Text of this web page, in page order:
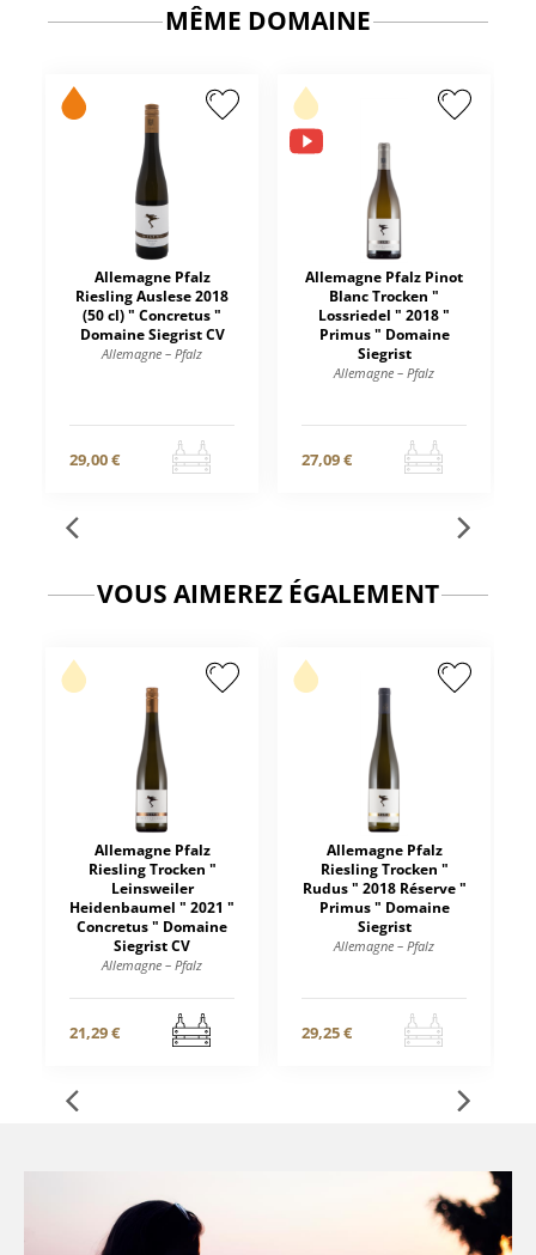
MÊME DOMAINE
Allemagne Pfalz
Riesling Auslese 2018
(50 cl) " Concretus "
Domaine Siegrist CV
Allemagne – Pfalz
29,00 €
Allemagne Pfalz Pinot
Blanc Trocken "
Lossriedel " 2018 "
Primus " Domaine
Siegrist
Allemagne – Pfalz
27,09 €
VOUS AIMEREZ ÉGALEMENT
Allemagne Pfalz
Riesling Trocken "
Leinsweiler
Heidenbaumel " 2021 "
Concretus " Domaine
Siegrist CV
Allemagne – Pfalz
21,29 €
Allemagne Pfalz
Riesling Trocken "
Rudus " 2018 Réserve "
Primus " Domaine
Siegrist
Allemagne – Pfalz
29,25 €